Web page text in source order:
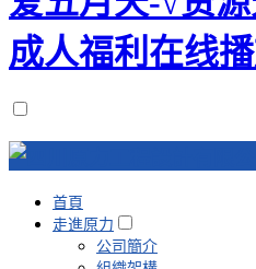
成人福利在线
首頁
走進原力
公司簡介